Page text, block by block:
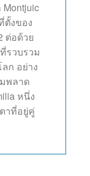
Montjuic
ตั้งของ
ต่อด้วย
รวบรวม
ก อย่าง
พลาด
หนึ่ง
าที่อยู่คู่